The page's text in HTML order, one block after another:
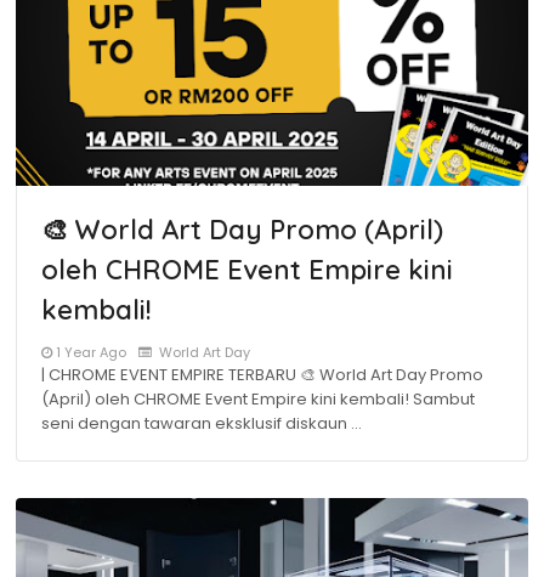
🎨 World Art Day Promo (April)
oleh CHROME Event Empire kini
kembali!
1 Year Ago World Art Day
| CHROME EVENT EMPIRE TERBARU 🎨 World Art Day Promo
(April) oleh CHROME Event Empire kini kembali! Sambut
seni dengan tawaran eksklusif diskaun …